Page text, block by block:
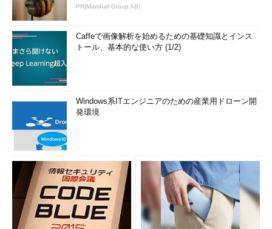
PR(Marshall Group AB)
Caffeで画像解析を始めるための基礎知識とインス
トール、基本的な使い方 (1/2)
Windows系ITエンジニアのための産業用ドローン開
発環境